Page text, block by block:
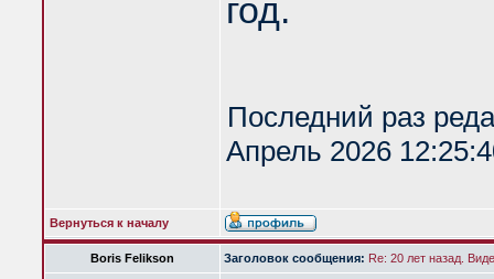
год.
Последний раз
Апрель 2026
Вернуться к началу
Boris Felikson Заголовок сообщения: Re: 20 лет назад.